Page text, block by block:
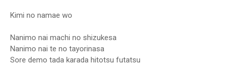
Kimi no namae wo
Nanimo nai machi no shizukesa
Nanimo nai te no tayorinasa
Sore demo tada karada hitotsu futatsu